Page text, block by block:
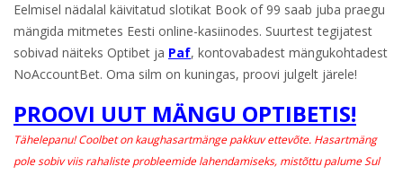
Eelmisel nädalal käivitatud slotikat Book of 99 saab juba praegu
mängida mitmetes Eesti online-kasiinodes. Suurtest tegijatest
sobivad näiteks Optibet ja Paf, kontovabadest mängukohtadest
NoAccountBet. Oma silm on kuningas, proovi julgelt järele!
PROOVI UUT MÄNGU OPTIBETIS!
Tähelepanu! Coolbet on kaughasartmänge pakkuv ettevõte. Hasartmäng
pole sobiv viis rahaliste probleemide lahendamiseks, mistõttu palume Sul